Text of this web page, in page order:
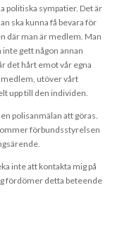
politiska sympatier. Det är
ska kunna få bevara för
där man är medlem. Man
gett någon annan
det hårt emot vår egna
medlem, utöver vårt
upp till den individen.
polisanmälan att göras.
förbundsstyrelsen
inte att kontakta mig på
fördömer detta beteende